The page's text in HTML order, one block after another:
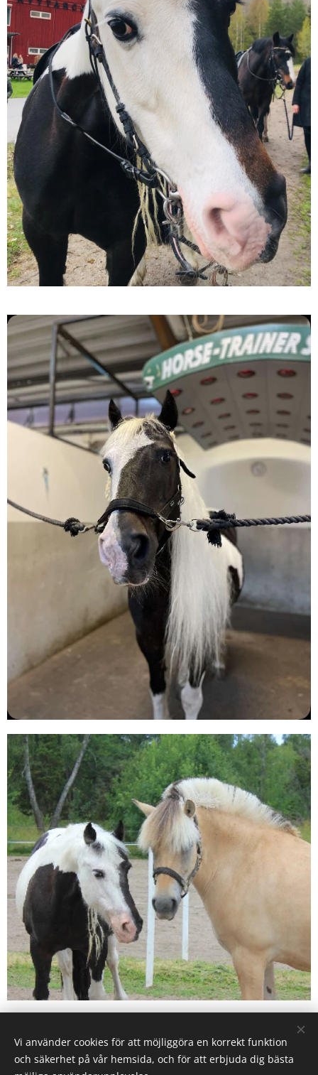
Karby Ridanläggning drivs av Ryttarcenter i Täby AB på
uppdrag avTäby Kommun.
Vi använder cookies för att möjliggöra en korrekt funktion
och säkerhet på vår hemsida, och för att erbjuda dig bästa